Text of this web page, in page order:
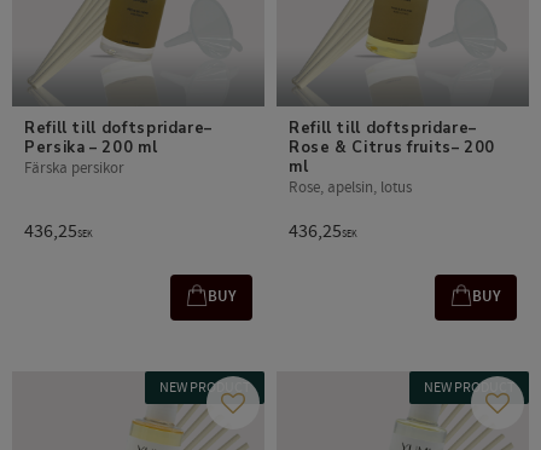
Refill till doftspridare–
Persika – 200 ml
Färska persikor
436,25SEK
BUY
Refill till doftspridare–
Rose & Citrus fruits– 200
ml
Rose, apelsin, lotus
436,25SEK
BUY
NEW PRODUCT
Add to favorites
NEW PRODUCT
Add